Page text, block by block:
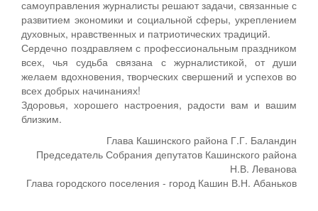
самоуправления журналисты решают задачи, связанные с
развитием экономики и социальной сферы, укреплением
духовных, нравственных и патриотических традиций.
Сердечно поздравляем с профессиональным праздником
всех, чья судьба связана с журналистикой, от души
желаем вдохновения, творческих свершений и успехов во
всех добрых начинаниях!
Здоровья, хорошего настроения, радости вам и вашим
близким.
Глава Кашинского района Г.Г. Баландин
Председатель Собрания депутатов Кашинского района
Н.В. Леванова
Глава городского поселения - город Кашин В.Н. Абаньков